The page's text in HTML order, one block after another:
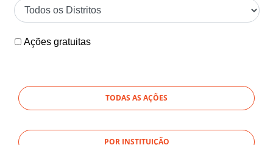
Ações gratuitas
TODAS AS AÇÕES
POR INSTITUIÇÃO